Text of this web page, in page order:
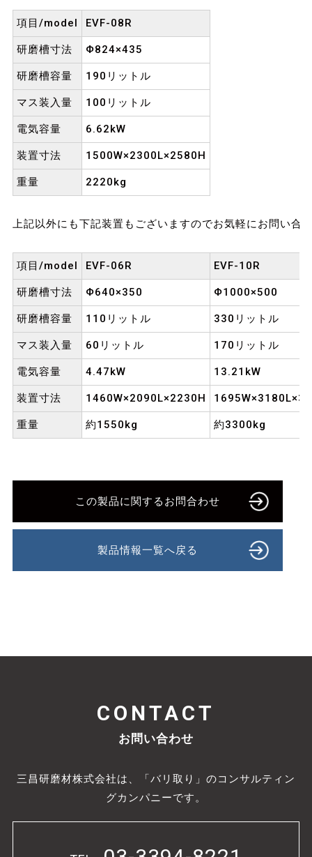
項目/model EVF-08R
研磨槽寸法 Φ824×435
研磨槽容量 190リットル
マス装入量 100リットル
電気容量 6.62kW
装置寸法 1500W×2300L×2580H
重量 2220kg
上記以外にも下記装置もございますのでお気軽にお問い合
項目/model EVF-06R EVF-10R
研磨槽寸法 Φ640×350 Φ1000×500
研磨槽容量 110リットル 330リットル
マス装入量 60リットル 170リットル
電気容量 4.47kW 13.21kW
装置寸法 1460W×2090L×2230H
重量 約1550kg 約3300kg
この製品に関するお問合わせ
製品情報一覧へ戻る
CONTACT
お問い合わせ
三昌研磨材株式会社は、「バリ取り」のコンサルティン
グカンパニーです。